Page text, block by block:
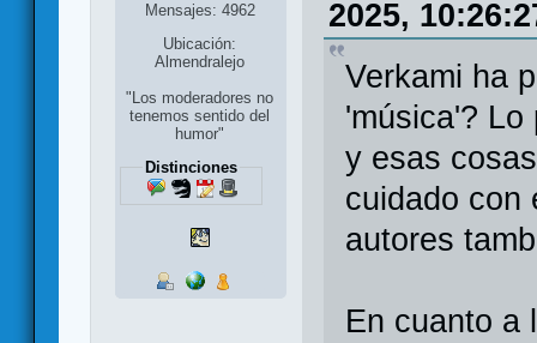
Mensajes: 4962
Ubicación:
Almendralejo
"Los moderadores no
tenemos sentido del
humor"
Distinciones
2025,
Verkami ha
'música'? Lo
y esas
cuidado con
autores
En cuanto a